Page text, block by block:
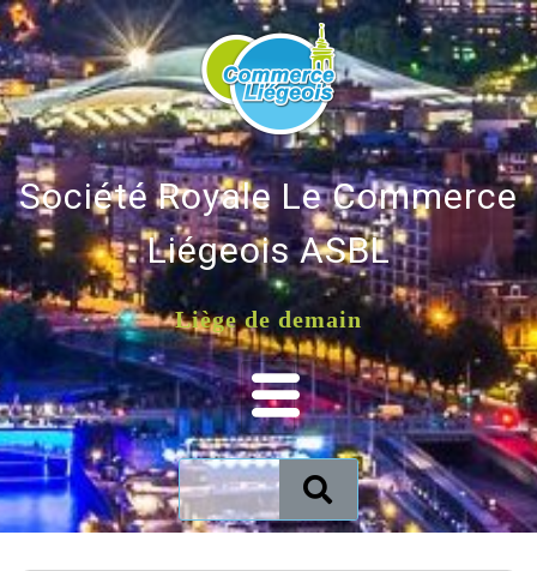
Société Royale Le Commerce
Liégeois ASBL
Liège de demain